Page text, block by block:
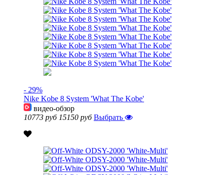
- 29%
Nike Kobe 8 System 'What The Kobe'
видео-обзор
10773 руб 15150 руб Выбрать